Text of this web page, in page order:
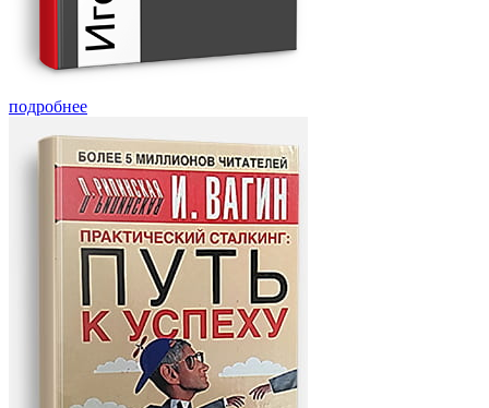
подробнее